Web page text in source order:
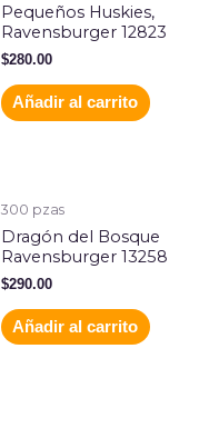
Pequeños Huskies,
Ravensburger 12823
$280.00
Añadir al carrito
300 pzas
Dragón del Bosque
Ravensburger 13258
$290.00
Añadir al carrito